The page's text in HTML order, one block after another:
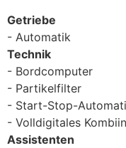
Getriebe
Automatik
Technik
Bordcomputer
Partikelfilter
Start-Stop-
Volldigitales
Assistenten